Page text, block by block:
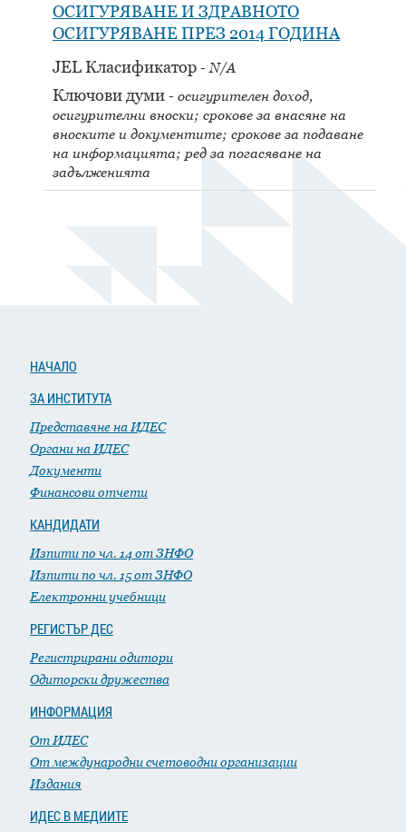
ОСИГУРЯВАНЕ И ЗДРАВНОТО
ОСИГУРЯВАНЕ ПРЕЗ 2014 ГОДИНА
JEL Класификатор
N/A
Ключови думи
осигурителен доход,
осигурителни вноски; срокове за внасяне на
вноските и документите; срокове за подаване
на информацията; ред за погасяване на
задълженията
НАЧАЛО
ЗА ИНСТИТУТА
Представяне на ИДЕС
Органи на ИДЕС
Документи
Финансови отчети
КАНДИДАТИ
Изпити по чл. 14 от ЗНФО
Изпити по чл. 15 от ЗНФО
Електронни учебници
РЕГИСТЪР ДЕС
Регистрирани одитори
Одиторски дружества
ИНФОРМАЦИЯ
От ИДЕС
От международни счетоводни организации
Издания
ИДЕС В МЕДИИТЕ